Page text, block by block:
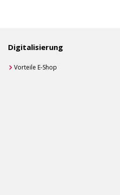
Digitalisierung
Vorteile E-Shop